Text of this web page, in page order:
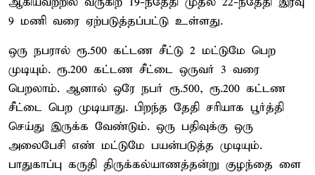
9 மணி வரை ஏற்படுத்தப்பட்டு உள்ளது.
ஒரு நபரால் ரூ.500 கட்டண சீட்டு 2 மட்டுமே பெற
முடியும். ரூ.200 கட்டண சீட்டை ஒருவர் 3 வரை
பெறலாம். ஆனால் ஒரே நபர் ரூ.500, ரூ.200 கட்டண
சீட்டை பெற முடியாது. பிறந்த தேதி சரியாக பூர்த்தி
செய்து இருக்க வேண்டும். ஒரு பதிவுக்கு ஒரு
அலைபேசி எண் மட்டுமே பயன்படுத்த முடியும்.
பாதுகாப்பு கருதி திருக்கல்யாணத்தன்று குழந்தை ளை